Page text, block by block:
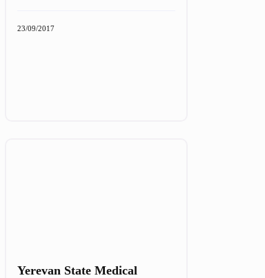
23/09/2017
Yerevan State Medical